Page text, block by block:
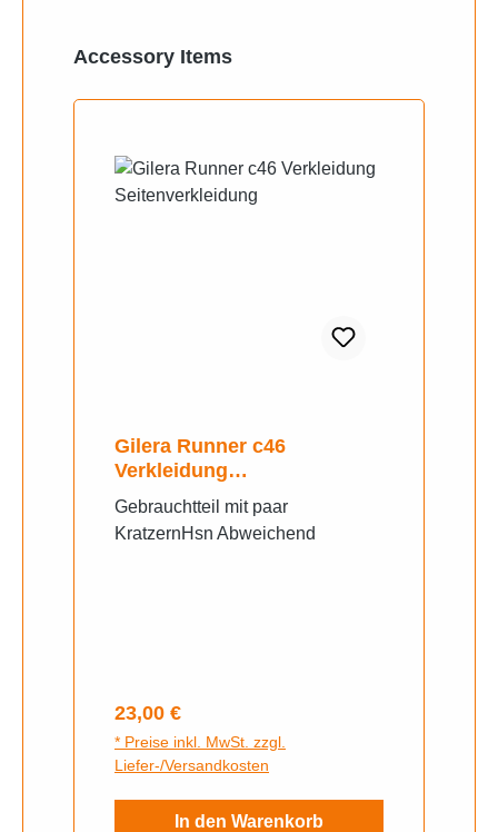
Produktgalerie überspringen
Accessory Items
Gilera Runner c46
Verkleidung
Seitenverkleidung
Gebrauchtteil mit paar
Regulärer Preis:
23,00 €
* Preise inkl. MwSt. zzgl.
Liefer-/Versandkosten
In den Warenkorb